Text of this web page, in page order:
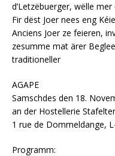
d’Letzëbuerger, wëlle
Fir dëst Joer nees eng
Anciens Joer ze feieren,
zesumme mat ärer
traditioneller
AGAPE
Samschdes den 18.
an der Hostellerie
1 rue de Dommeldange,
Programm: